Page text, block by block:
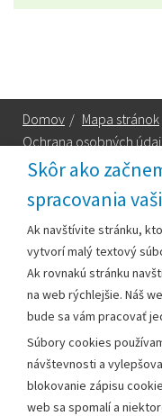
Skôr ako
spracovania
Ak navštívite stránku,
vytvorí malý textový
Ak rovnakú stránku
na web rýchlejšie. Náš
bude sa vám pracovať
Súbory cookies
návštevnosti a
blokovanie zápisu
web sa spomalí a
Domov / Mapa stránok
Ochrana osobných
Technická podpora
920 41
Kontakt:
Telefón:+42133/285